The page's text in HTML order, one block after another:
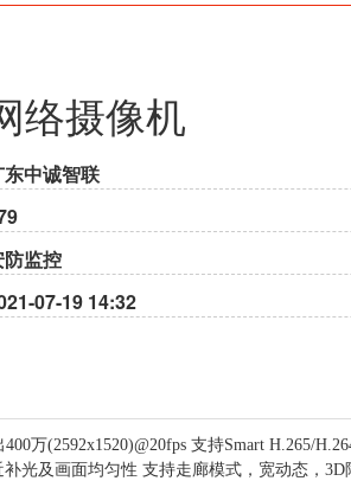
络摄像机
中诚智联
监控
07-19 14:32
万(2592x1520)@20fps 支持Smart H.265/
光及画面均匀性 支持走廊模式，宽动态，